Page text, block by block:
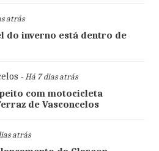
atrás
do inverno está dentro de
- Há 7 dias atrás
com motocicleta
de Vasconcelos
atrás